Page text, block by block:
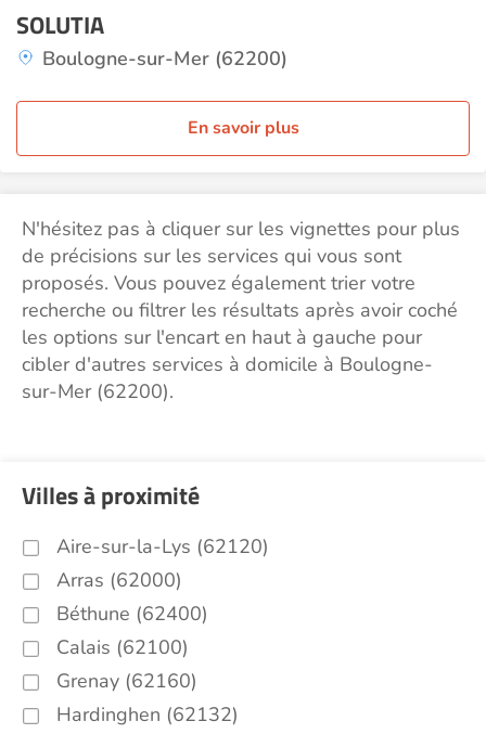
SOLUTIA
Boulogne-sur-Mer (62200)
En savoir plus
N'hésitez pas à cliquer sur les vignettes pour plus
de précisions sur les services qui vous sont
proposés. Vous pouvez également trier votre
recherche ou filtrer les résultats après avoir coché
les options sur l'encart en haut à gauche pour
cibler d'autres services à domicile à Boulogne-
sur-Mer (62200).
Villes à proximité
Aire-sur-la-Lys (62120)
Arras (62000)
Béthune (62400)
Calais (62100)
Grenay (62160)
Hardinghen (62132)